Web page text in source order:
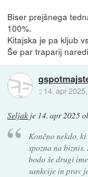
Biser prejšnega
100%.
Kitajska je pa kljub
Še par traparij
:: 14. apr
Seljak je 14. apr 2025
Končno nekdo,
spozna na
bodo še drugi
sankcije in prav